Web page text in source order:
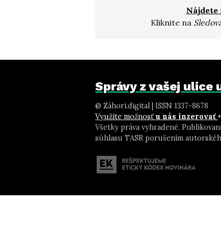
Nájdete
Kliknite na
Správy z vašej ulice
@ Záhori.digital | ISSN 1337-8678
Využite možnosť u nás inzerovať •
Všetky práva vyhradené.
súhlasu TASR porušením